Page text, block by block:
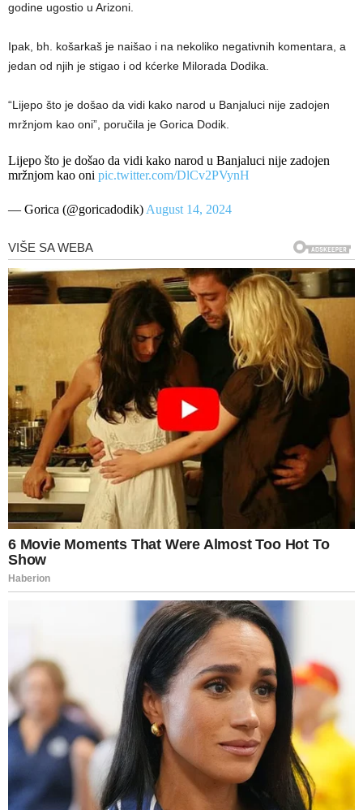
godine ugostio u Arizoni.
Ipak, bh. košarkaš je naišao i na nekoliko negativnih komentara, a
jedan od njih je stigao i od kćerke Milorada Dodika.
“Lijepo što je došao da vidi kako narod u Banjaluci nije zadojen
mržnjom kao oni”, poručila je Gorica Dodik.
Lijepo što je došao da vidi kako narod u Banjaluci nije zadojen
mržnjom kao oni pic.twitter.com/DlCv2PVynH
— Gorica (@goricadodik) August 14, 2024